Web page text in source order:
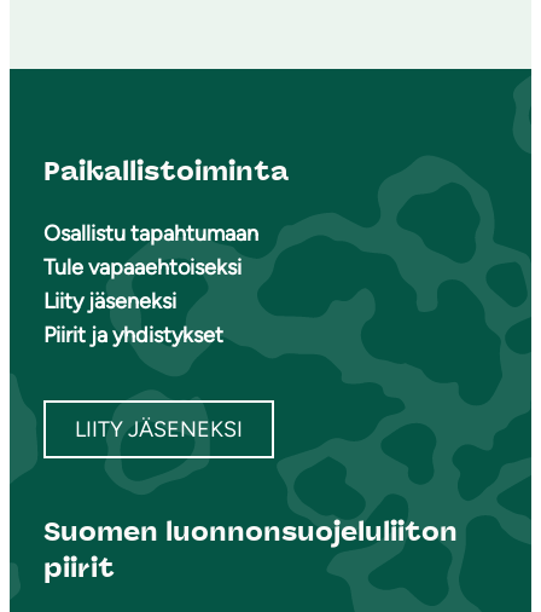
Paikallistoiminta
Osallistu tapahtumaan
Tule vapaaehtoiseksi
Liity jäseneksi
Piirit ja yhdistykset
LIITY JÄSENEKSI
Suomen luonnonsuojeluliiton
piirit